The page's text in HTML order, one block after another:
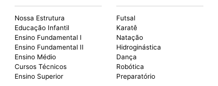
Nossa Estrutura
Educação Infantil
Ensino Fundamental I
Ensino Fundamental II
Ensino Médio
Cursos Técnicos
Ensino Superior
Futsal
Karatê
Natação
Hidroginástica
Dança
Robótica
Preparatório